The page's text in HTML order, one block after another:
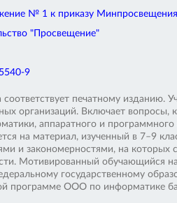
№ 1 к приказу
"Просвещение"
9
печатному изданию.
организаций. Включает
аппаратного и
на материал, изученный в 7–9
и закономерностями, на которых
Мотивированный обучающийся
государственному
программе ООО по информатике